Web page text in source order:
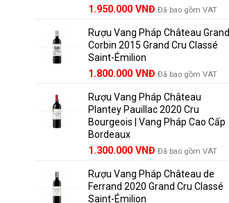
Giá
là:
2.950.000 VNĐ.
1.950.000 VNĐGiá
tại
là:
Đã bao gồm VAT
Rượu Vang Pháp Château Grand
Corbin 2015 Grand Cru Classé
Saint-Émilion
Giá
là:
2.500.000 VNĐ.
1.800.000 VNĐGiá
tại
là:
1.800.000 VNĐ.
Đã bao gồm VAT
Rượu Vang Pháp Château
Plantey Pauillac 2020 Cru
Bourgeois | Vang Pháp Cao Cấp
Bordeaux
Giá
là:
1.850.000 VNĐ.
1.300.000 VNĐGiá
tại
là:
Đã bao gồm VAT
Rượu Vang Pháp Château de
Ferrand 2020 Grand Cru Classé
Saint-Émilion